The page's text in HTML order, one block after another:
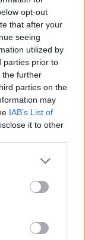
opt-out
that after your
seeing
utilized by
parties prior to
the further
parties on the
may
IAB’s List of
it to other
more Google
may click to
party tags to
below Google
πάμε σε